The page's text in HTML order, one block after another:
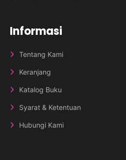
Informasi
Tentang Kami
Keranjang
Katalog Buku
Syarat & Ketentuan
Hubungi Kami